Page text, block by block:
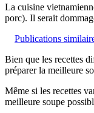
La cuisine
porc). Il serait
Publications
Bien que les recettes
préparer la meilleure
Même si les recettes
meilleure soupe